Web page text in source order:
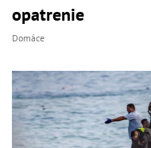
opatrenie
Domáce